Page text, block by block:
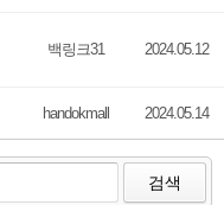
백링크31 2024.05.12
handokmall 2024.05.14
검색